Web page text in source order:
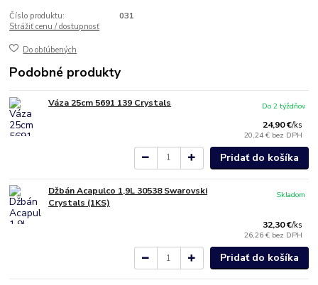
Číslo produktu:
031
Strážiť cenu / dostupnosť
Do obľúbených
Podobné produkty
Váza 25cm 5691 139 Crystals
24,90 €/ks
20,24 € bez DPH
Do 2 týždňov
Pridať do košíka
Džbán Acapulco 1,9L 30538 Swarovski
Crystals (1KS)
32,30 €/ks
26,26 € bez DPH
Skladom
Pridať do košíka